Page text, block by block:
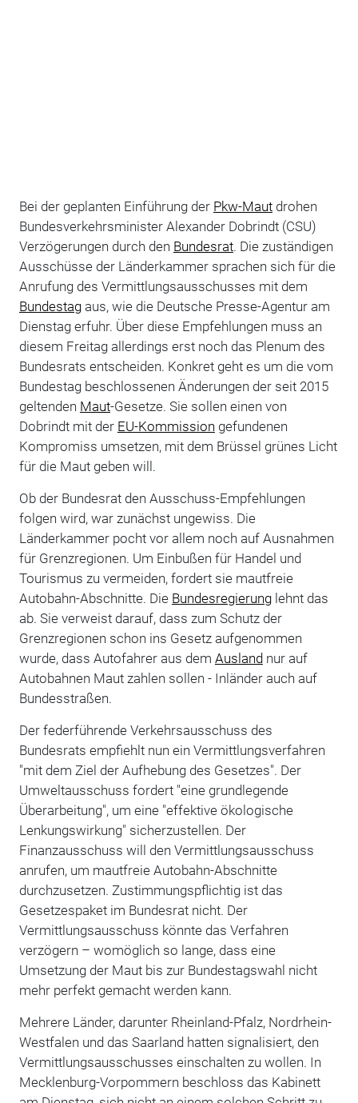
Bei der geplanten Einführung der Pkw-Mautdrohen
Bundesverkehrsminister Alexander Dobrindt (CSU)
Verzögerungen durch den Bundesrat. Die zuständigen
Ausschüsse der Länderkammer sprachen sich für die
Anrufung des Vermittlungsausschusses mit dem
Bundestagaus, wie die Deutsche Presse-Agentur am
Dienstag erfuhr. Über diese Empfehlungen muss an
diesem Freitag allerdings erst noch das Plenum des
Bundesrats entscheiden. Konkret geht es um die vom
Bundestag beschlossenen Änderungen der seit 2015
geltenden Maut-Gesetze. Sie sollen einen von
Dobrindt mit der EU-Kommission gefundenen
Kompromiss umsetzen, mit dem Brüssel grünes Licht
für die Maut geben will.
Ob der Bundesrat den Ausschuss-Empfehlungen
folgen wird, war zunächst ungewiss. Die
Länderkammer pocht vor allem noch auf Ausnahmen
für Grenzregionen. Um Einbußen für Handel und
Tourismus zu vermeiden, fordert sie mautfreie
Autobahn-Abschnitte. Die Bundesregierunglehnt das
ab. Sie verweist darauf, dass zum Schutz der
Grenzregionen schon ins Gesetz aufgenommen
wurde, dass Autofahrer aus dem Auslandnur auf
Autobahnen Maut zahlen sollen - Inländer auch auf
Bundesstraßen.
Der federführende Verkehrsausschuss des
Bundesrats empfiehlt nun ein Vermittlungsverfahren
"mit dem Ziel der Aufhebung des Gesetzes". Der
Umweltausschuss fordert "eine grundlegende
Überarbeitung", um eine "effektive ökologische
Lenkungswirkung" sicherzustellen. Der
Finanzausschuss will den Vermittlungsausschuss
anrufen, um mautfreie Autobahn-Abschnitte
durchzusetzen. Zustimmungspflichtig ist das
Gesetzespaket im Bundesrat nicht. Der
Vermittlungsausschuss könnte das Verfahren
verzögern – womöglich so lange, dass eine
Umsetzung der Maut bis zur Bundestagswahl nicht
mehr perfekt gemacht werden kann.
Mehrere Länder, darunter Rheinland-Pfalz, Nordrhein-
Westfalen und das Saarland hatten signalisiert, den
Vermittlungsausschusses einschalten zu wollen. In
Mecklenburg-Vorpommern beschloss das Kabinett